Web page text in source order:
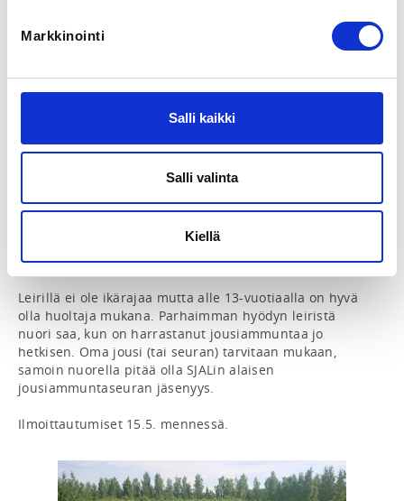
Markkinointi
Salli kaikki
Salli valinta
Kiellä
jouskarileiri.
iloinen kohokohta, joka innostaa oppimaan uutta ja
tapaamaan muita jousiammuntajunnuja ympäri
Suomen. Leirillä pääset parantamaan omaa
ja tutustumaan muihin jousityyppeihin.
sauna ja järvikin ihan vieressä. Aamiaiset ja ruokailut
pääsemme läheiseen Iitin Jousiampujien uuteen
jousiammuntahalliin harjoittelemaan.
Leirillä ei ole ikärajaa mutta alle 13-vuotiaalla on hyvä
olla huoltaja mukana. Parhaimman hyödyn leiristä
nuori saa, kun on harrastanut jousiammuntaa jo
hetkisen. Oma jousi (tai seuran) tarvitaan mukaan,
samoin nuorella pitää olla SJALin alaisen
jousiammuntaseuran jäsenyys.
Ilmoittautumiset 15.5. mennessä.